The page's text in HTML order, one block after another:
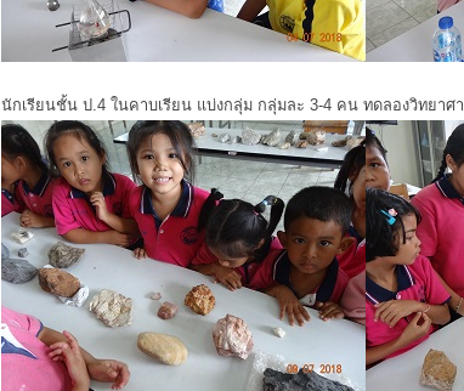
นักเรียนชั้น ป.4 ในคาบเรียน แบ่งกลุ่ม กลุ่มละ 3-4 คน ทดลองวิทยาศ